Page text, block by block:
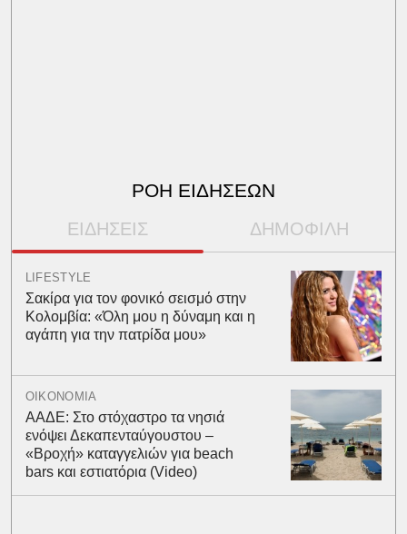
ΡΟΗ ΕΙΔΗΣΕΩΝ
ΕΙΔΗΣΕΙΣ ΔΗΜΟΦΙΛΗ
LIFESTYLE
Σακίρα για τον φονικό σεισμό στην
Κολομβία: «Όλη μου η δύναμη και η
αγάπη για την πατρίδα μου»
ΟΙΚΟΝΟΜΙΑ
ΑΑΔΕ: Στο στόχαστρο τα νησιά
ενόψει Δεκαπενταύγουστου –
«Βροχή» καταγγελιών για beach
bars και εστιατόρια (Video)